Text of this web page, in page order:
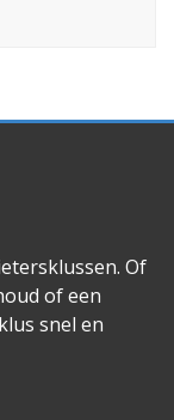
Of
of een
snel en